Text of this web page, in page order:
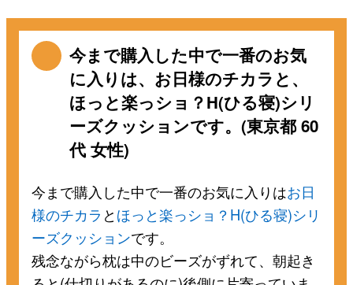
今まで購入した中で一番のお気
に入りは、お日様のチカラと、
ほっと楽っショ？H(ひる寝)シリ
ーズクッションです。(東京都 60
代 女性)
今まで購入した中で一番のお気に入りはお日
様のチカラ とほっと楽っショ？H(ひる寝)シリ
ーズクッションです。
残念ながら枕は中のビーズがずれて、朝起き